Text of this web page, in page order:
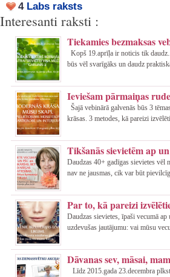
4 Labs raksts
Interesanti raksti :
Tiekamies bezmaksas
Kopš 19.aprīļa ir noticis tik
būs vēl svarīgāks un daudz
Ieviešam pārmaiņas
Šajā vebinārā galvenās būs 3
krāsas. 3 metodes, kā pareizi
Tikšanās sievietēm ap
Daudzas 40+ gadīgas sievietes vēl
nav ne jausmas, cik var būt
Par to, kā pareizi
Daudzas sievietes, īpaši vecumā
uzdevušas jautājumu: vai mūsu
Dāvanas sev, māsai,
Līdz 2015.gada 23.decembra